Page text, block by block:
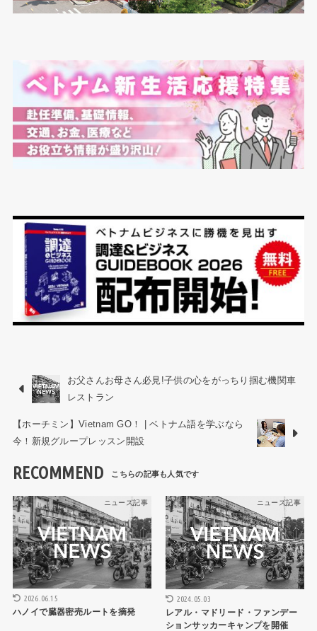
お父さんお母さん必見!子供の心をがっちり掴む機関車
レストラン
【ホーチミン】Vietnam GO！ | ベトナム語を学ぶなら
今！新規グループレッスン開設
RECOMMEND
ニュース記事
2026.06.15
ハノイで臓器密売ルートを摘発
ニュース記事
2024.05.03
レアル・マドリード・ファンデー
ションサッカーキャンプを開催